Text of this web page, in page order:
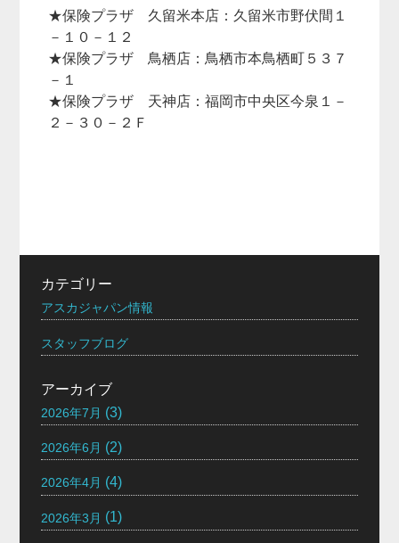
★保険プラザ 久留米本店：久留米市野伏間１
－１０－１２
★保険プラザ 鳥栖店：鳥栖市本鳥栖町５３７
－１
★保険プラザ 天神店：福岡市中央区今泉１－
２－３０－２Ｆ
カテゴリー
アスカジャパン情報
スタッフブログ
アーカイブ
2026年7月 (3)
2026年6月 (2)
2026年4月 (4)
2026年3月 (1)